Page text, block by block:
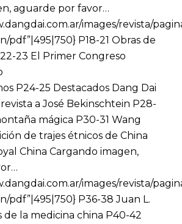
aguarde por favor…
images/revista/
pdf”|495|750} P18-21 Obras de
23 El Primer Congreso
P24-25 Destacados Dang Dai
a José Bekinschtein P28-
mágica P30-31 Wang
de trajes étnicos de China
China Cargando imagen,
images/revista/
pdf”|495|750} P36-38 Juan L.
de la medicina china P40-42